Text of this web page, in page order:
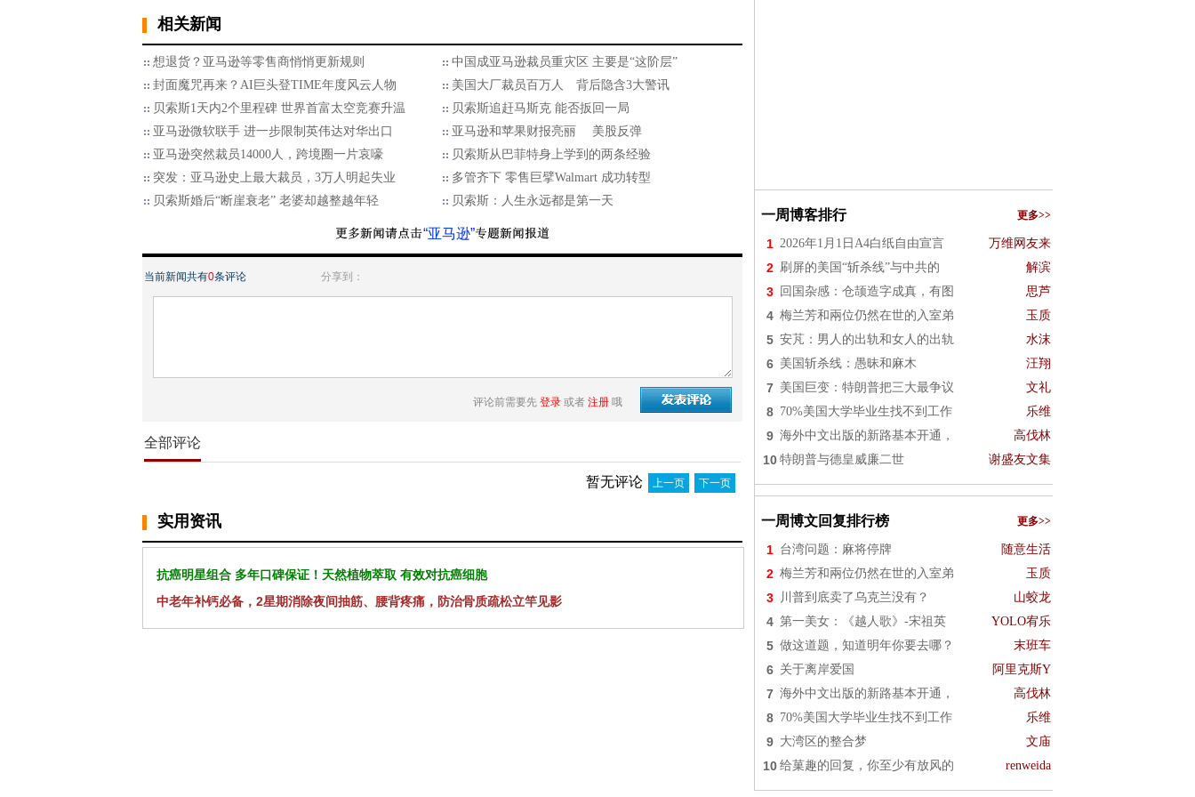
相关新闻
想退货？亚马逊等零售商悄悄更新规则
中国成亚马逊裁员重灾区 主要是“这阶层”
封面魔咒再来？AI巨头登TIME年度风云人物
美国大厂裁员百万人 背后隐含3大警讯
贝索斯1天内2个里程碑 世界首富太空竞赛升温
贝索斯追赶马斯克 能否扳回一局
亚马逊微软联手 进一步限制英伟达对华出口
亚马逊和苹果财报亮丽 美股反弹
亚马逊突然裁员14000人，跨境圈一片哀嚎
贝索斯从巴菲特身上学到的两条经验
突发：亚马逊史上最大裁员，3万人明起失业
多管齐下 零售巨擘Walmart 成功转型
贝索斯婚后“断崖衰老” 老婆却越整越年轻
贝索斯：人生永远都是第一天
“亚马逊”
当前新闻共有0条评论 分享到：
评论前需要先 登录 或者 注册 哦
全部评论
暂无评论 上一页 下一页
实用资讯
抗癌明星组合 多年口碑保证！天然植物萃取 有效对抗癌细胞
中老年补钙必备，2星期消除夜间抽筋、腰背疼痛，防治骨质疏松立竿见影
一周博客排行 更多>>
1 2026年1月1日A4白纸自由宣言 万维网友来
2 刷屏的美国“斩杀线”与中共的 解滨
3 回国杂感：仓颉造字成真，有图 思芦
4 梅兰芳和兩位仍然在世的入室弟 玉质
5 安芃：男人的出轨和女人的出轨 水沫
6 美国斩杀线：愚昧和麻木 汪翔
7 美国巨变：特朗普把三大最争议 文礼
8 70%美国大学毕业生找不到工作 乐维
9 海外中文出版的新路基本开通， 高伐林
10 特朗普与德皇威廉二世 谢盛友文集
一周博文回复排行榜 更多>>
1 台湾问题：麻将停牌 随意生活
2 梅兰芳和兩位仍然在世的入室弟 玉质
3 川普到底卖了乌克兰没有？ 山蛟龙
4 第一美女：《越人歌》-宋祖英 YOLO宥乐
5 做这道题，知道明年你要去哪？ 末班车
6 关于离岸爱国 阿里克斯Y
7 海外中文出版的新路基本开通， 高伐林
8 70%美国大学毕业生找不到工作 乐维
9 大湾区的整合梦 文庙
10 给菓趣的回复，你至少有放风的 renweida